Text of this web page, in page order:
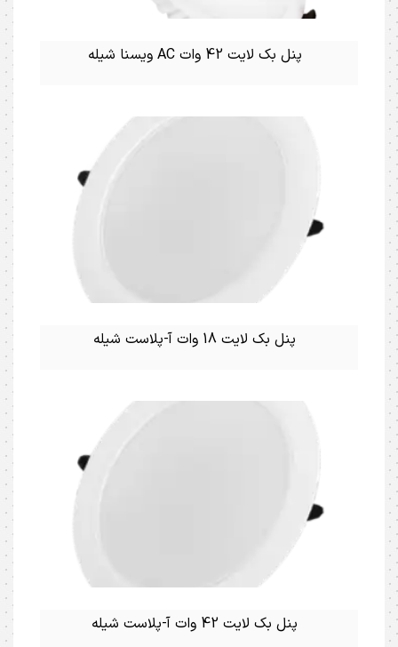
پنل بک لایت 42 وات AC ویسنا شیله
پنل بک لایت 18 وات آ-پلاست شیله
پنل بک لایت 42 وات آ-پلاست شیله